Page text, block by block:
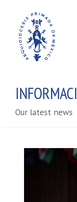
Our latest news